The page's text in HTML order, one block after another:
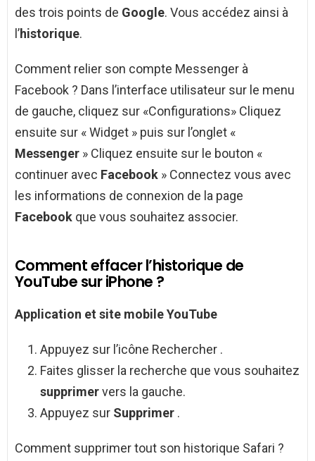
des trois points de Google. Vous accédez ainsi à
l’historique.
Comment relier son compte Messenger à
Facebook ? Dans l’interface utilisateur sur le menu
de gauche, cliquez sur «Configurations» Cliquez
ensuite sur « Widget » puis sur l’onglet «
Messenger » Cliquez ensuite sur le bouton «
continuer avec Facebook » Connectez vous avec
les informations de connexion de la page
Facebook que vous souhaitez associer.
Comment effacer l’historique de
YouTube sur iPhone ?
Application et site mobileYouTube
Appuyez sur l’icône Rechercher .
Faites glisser la recherche que vous souhaitez
supprimervers la gauche.
Appuyez sur Supprimer .
Comment supprimer tout son historique Safari ?